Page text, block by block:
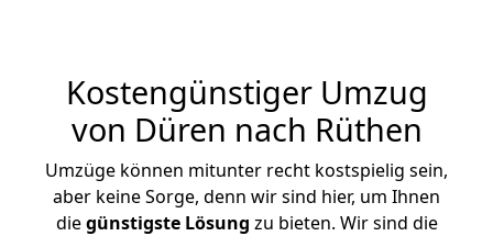
Kostengünstiger Umzug
von Düren nach Rüthen
Umzüge können mitunter recht kostspielig sein,
aber keine Sorge, denn wir sind hier, um Ihnen
diegünstigste Lösung zu bieten. Wir sind die